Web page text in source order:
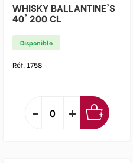
WHISKY BALLANTINE'S
40° 200 CL
Disponible
Réf. 1758